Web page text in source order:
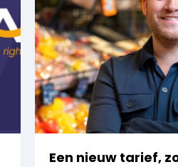
Een nieuw tarief,